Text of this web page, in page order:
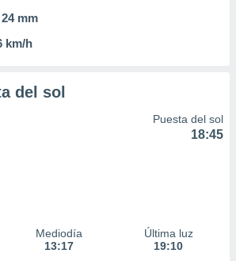
24 mm
km/h
del sol
Puesta del sol
18:45
Mediodía
13:17
Última luz
19:10